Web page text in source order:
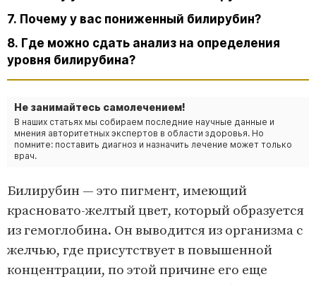
7. Почему у вас пониженный билирубин?
8. Где можно сдать анализ на определения
уровня билирубина?
Не занимайтесь самолечением!
В наших статьях мы собираем последние научные данные и
мнения авторитетных экспертов в области здоровья. Но
помните: поставить диагноз и назначить лечение может только
врач.
Билирубин — это пигмент, имеющий
красновато-желтый цвет, который образуется
из гемоглобина. Он выводится из организма с
желчью, где присутствует в повышенной
концентрации, по этой причине его еще